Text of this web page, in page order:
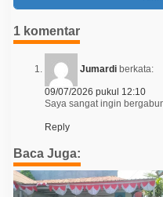
1 komentar
Jumardi berkata:
09/07/2026 pukul 12:10
Saya sangat ingin
Reply
Baca Juga: